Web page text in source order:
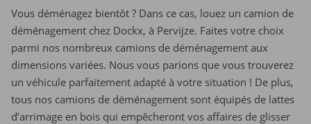
Vous déménagez bientôt ? Dans ce cas, louez un camion de
déménagement chez Dockx, à Pervijze. Faites votre choix
parmi nos nombreux camions de déménagement aux
dimensions variées. Nous vous parions que vous trouverez
un véhicule parfaitement adapté à votre situation ! De plus,
tous nos camions de déménagement sont équipés de lattes
d’arrimage en bois qui empêcheront vos affaires de glisser